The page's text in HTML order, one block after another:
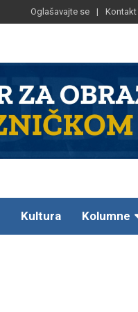
Oglašavajte se Kontakt
Kultura Kolumne